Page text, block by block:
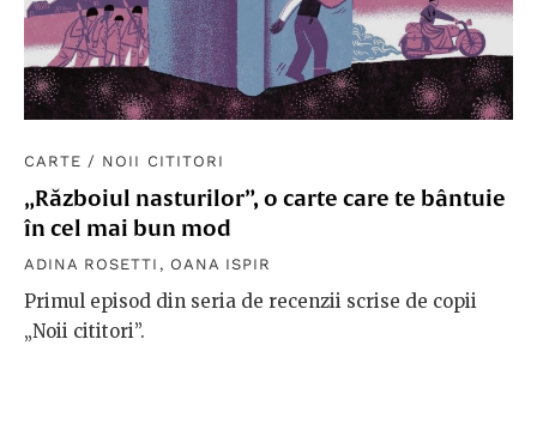
CARTE / NOII CITITORI
„Războiul nasturilor”, o carte care te bântuie
în cel mai bun mod
ADINA ROSETTI , OANA ISPIR
Primul episod din seria de recenzii scrise de copii
„Noii cititori”.